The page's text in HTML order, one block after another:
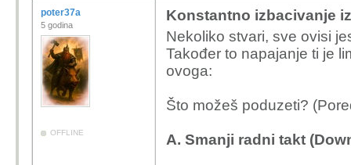
poter37a
5 godina
OFFLINE
Konstantno izbacivanje
Nekoliko stvari, sve ovisi
Također to napajanje ti je
ovoga:
Što možeš poduzeti?
A. Smanji radni takt